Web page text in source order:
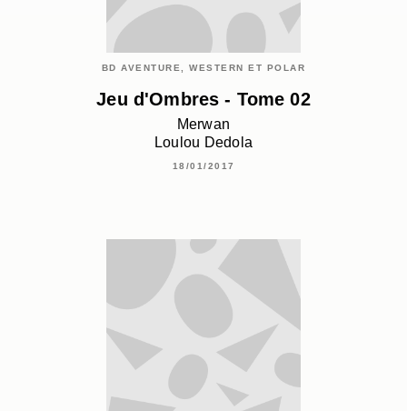
BD AVENTURE, WESTERN ET POLAR
Jeu d'Ombres - Tome 02
Merwan
Loulou Dedola
18/01/2017